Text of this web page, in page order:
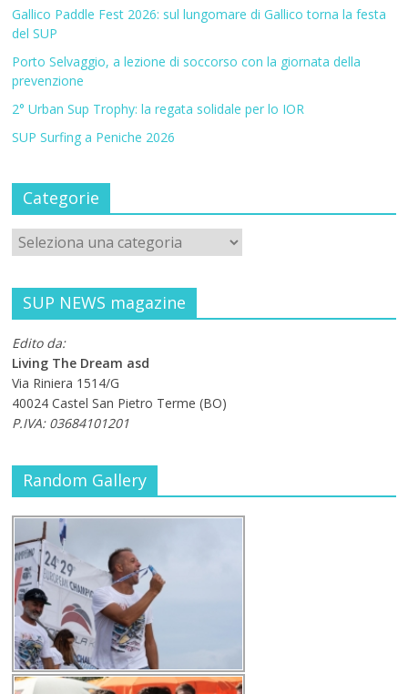
Gallico Paddle Fest 2026: sul lungomare di Gallico torna la festa
del SUP
Porto Selvaggio, a lezione di soccorso con la giornata della
prevenzione
2° Urban Sup Trophy: la regata solidale per lo IOR
SUP Surfing a Peniche 2026
Categorie
SUP NEWS magazine
Edito da:
Living The Dream asd
Via Riniera 1514/G
40024 Castel San Pietro Terme (BO)
P.IVA: 03684101201
Random Gallery